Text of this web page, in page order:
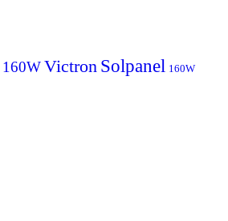
160WVictron Solpanel 160W